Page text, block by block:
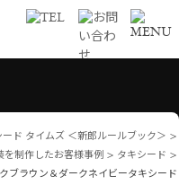
ド タイムズ ＜新郎ルールブック＞ >
を制作したお客様事例 > タキシード >
ブラウン＆ダークネイビータキシード